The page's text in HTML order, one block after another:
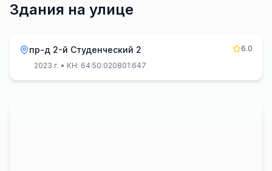
Здания на улице
пр-д 2-й Студенческий 2
6.0
2023 г. • КН: 64:50:020801:647